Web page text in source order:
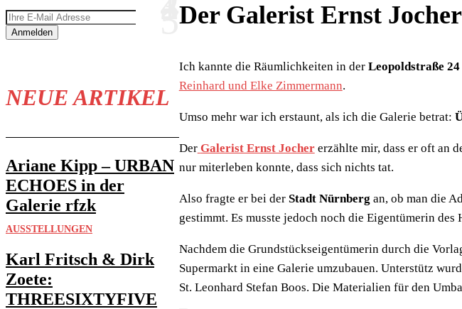
Anmelden
NEUE ARTIKEL
Ariane Kipp – URBAN
ECHOES in der
Galerie rfzk
AUSSTELLUNGEN
Karl Fritsch & Dirk
Zoete:
THREESIXTYFIVE
Der Galerist Ernst
Ich kannte die Räumlichkeiten in der Leopoldstraße 24
Reinhard und Elke Zimmermann.
Umso mehr war ich erstaunt, als ich die Galerie betrat:
Der Galerist Ernst Jochererzählte mir, dass er oft an
nur miterleben konnte, dass sich nichts tat.
Also fragte er bei der Stadt Nürnberg an, ob man die
gestimmt. Es musste jedoch noch die Eigentümerin des
Nachdem die Grundstückseigentümerin durch die
Supermarkt in eine Galerie umzubauen. Unterstütz
St. Leonhard Stefan Boos. Die Materialien für den